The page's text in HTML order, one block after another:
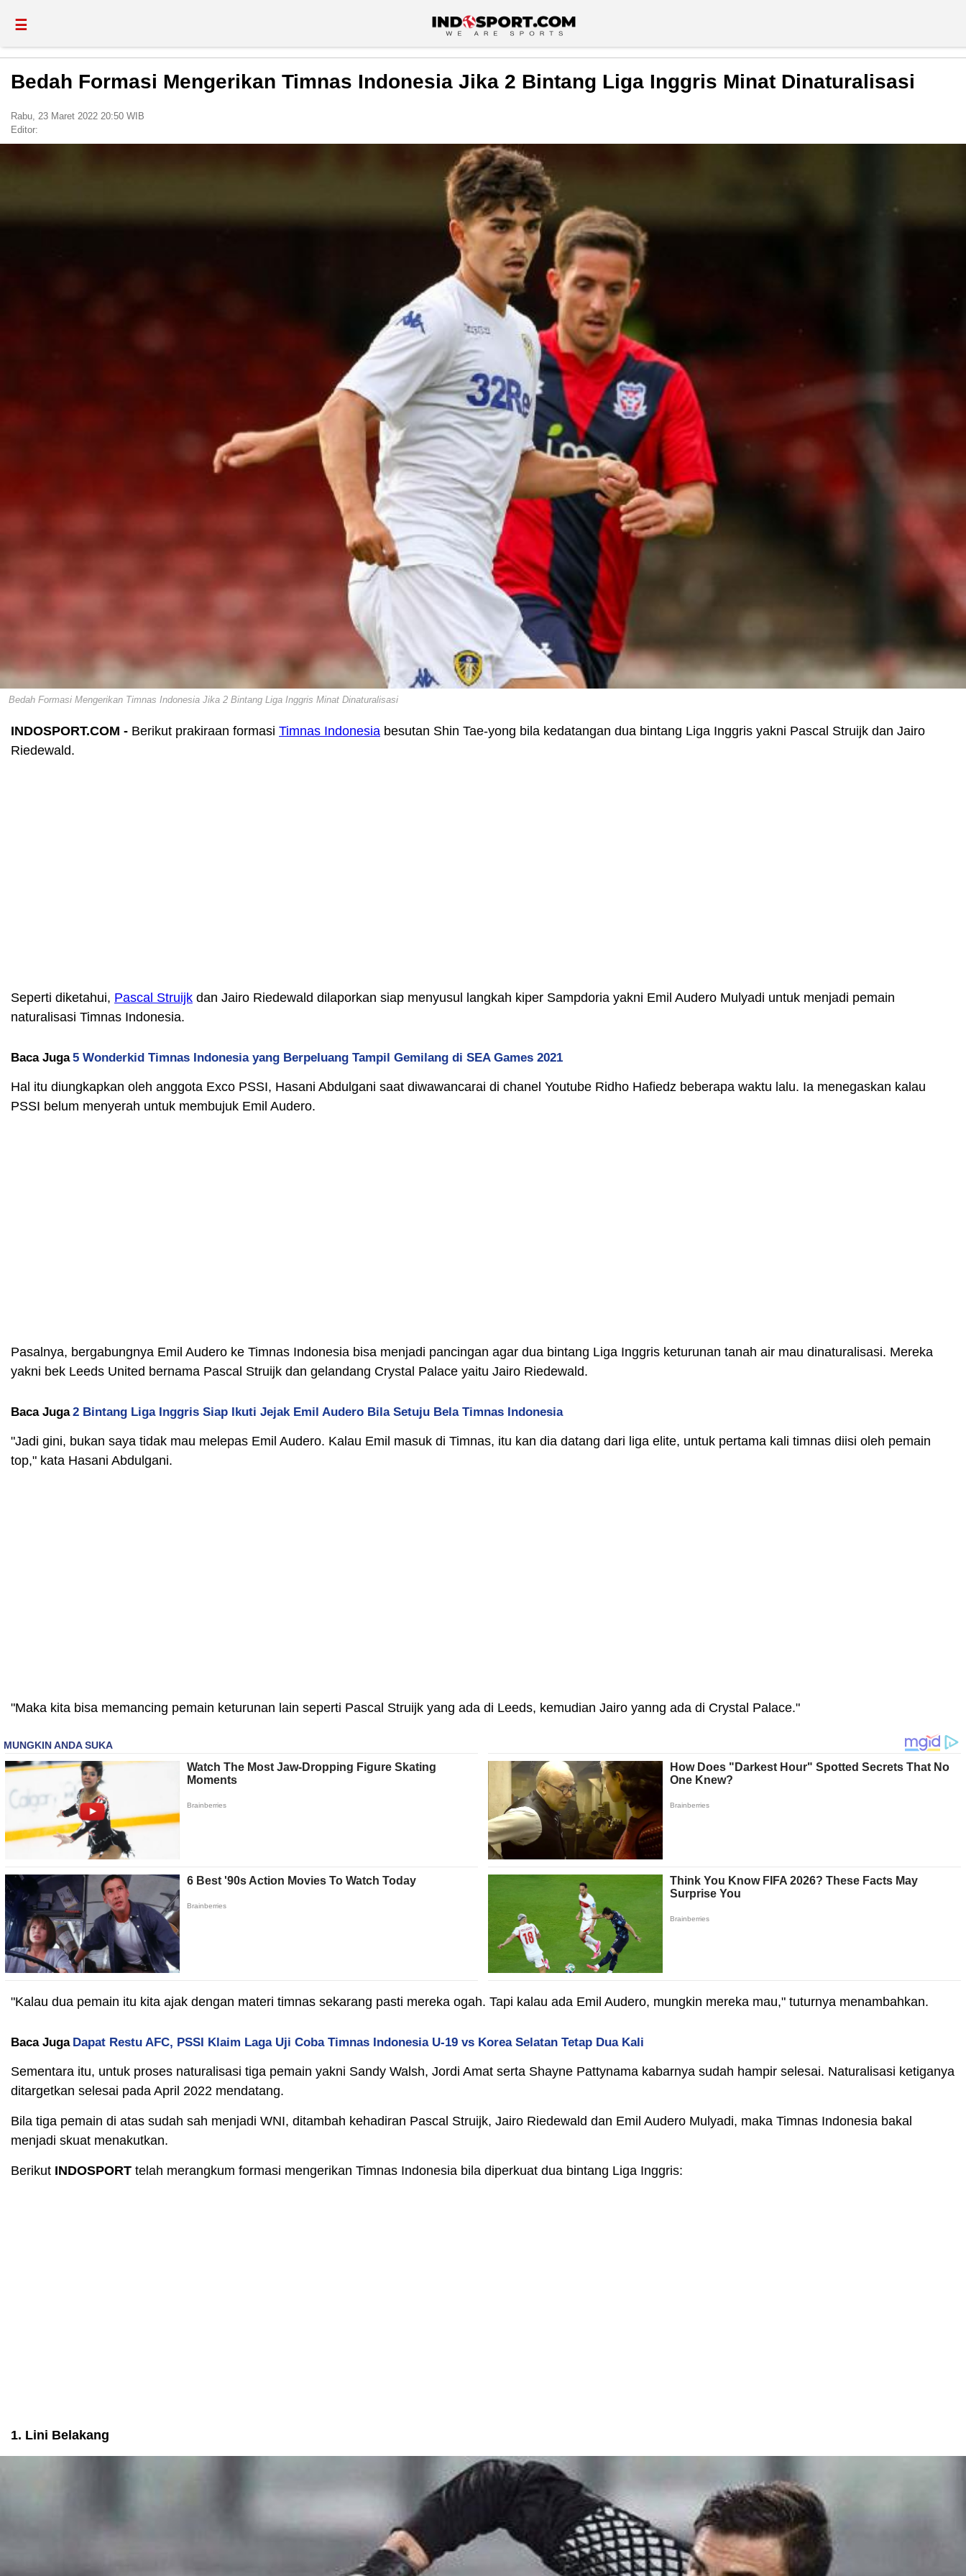
☰
Bedah Formasi Mengerikan Timnas Indonesia Jika 2 Bintang Liga Inggris Minat Dinaturalisasi
Rabu, 23 Maret 2022 20:50 WIB
Editor:
Bedah Formasi Mengerikan Timnas Indonesia Jika 2 Bintang Liga Inggris Minat Dinaturalisasi
INDOSPORT.COM - Berikut prakiraan formasi Timnas Indonesia besutan Shin Tae-yong bila kedatangan dua bintang Liga Inggris yakni Pascal Struijk dan Jairo
Riedewald.
Seperti diketahui, Pascal Struijk dan Jairo Riedewald dilaporkan siap menyusul langkah kiper Sampdoria yakni Emil Audero Mulyadi untuk menjadi pemain
naturalisasi Timnas Indonesia.
Baca Juga 5 Wonderkid Timnas Indonesia yang Berpeluang Tampil Gemilang di SEA Games 2021
Hal itu diungkapkan oleh anggota Exco PSSI, Hasani Abdulgani saat diwawancarai di chanel Youtube Ridho Hafiedz beberapa waktu lalu. Ia menegaskan kalau
PSSI belum menyerah untuk membujuk Emil Audero.
Pasalnya, bergabungnya Emil Audero ke Timnas Indonesia bisa menjadi pancingan agar dua bintang Liga Inggris keturunan tanah air mau dinaturalisasi. Mereka
yakni bek Leeds United bernama Pascal Struijk dan gelandang Crystal Palace yaitu Jairo Riedewald.
Baca Juga 2 Bintang Liga Inggris Siap Ikuti Jejak Emil Audero Bila Setuju Bela Timnas Indonesia
"Jadi gini, bukan saya tidak mau melepas Emil Audero. Kalau Emil masuk di Timnas, itu kan dia datang dari liga elite, untuk pertama kali timnas diisi oleh pemain
top," kata Hasani Abdulgani.
"Maka kita bisa memancing pemain keturunan lain seperti Pascal Struijk yang ada di Leeds, kemudian Jairo yanng ada di Crystal Palace."
"Kalau dua pemain itu kita ajak dengan materi timnas sekarang pasti mereka ogah. Tapi kalau ada Emil Audero, mungkin mereka mau," tuturnya menambahkan.
Baca Juga Dapat Restu AFC, PSSI Klaim Laga Uji Coba Timnas Indonesia U-19 vs Korea Selatan Tetap Dua Kali
Sementara itu, untuk proses naturalisasi tiga pemain yakni Sandy Walsh, Jordi Amat serta Shayne Pattynama kabarnya sudah hampir selesai. Naturalisasi ketiganya
ditargetkan selesai pada April 2022 mendatang.
Bila tiga pemain di atas sudah sah menjadi WNI, ditambah kehadiran Pascal Struijk, Jairo Riedewald dan Emil Audero Mulyadi, maka Timnas Indonesia bakal
menjadi skuat menakutkan.
Berikut INDOSPORT telah merangkum formasi mengerikan Timnas Indonesia bila diperkuat dua bintang Liga Inggris:
1. Lini Belakang